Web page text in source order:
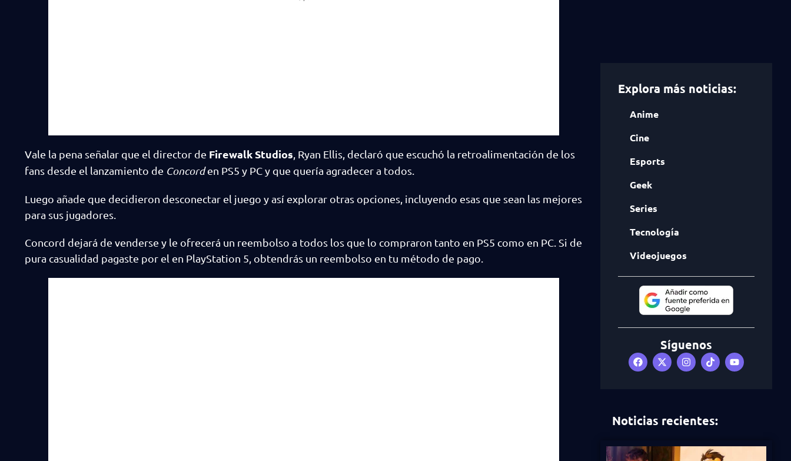
Vale la pena señalar que el director de Firewalk Studios , Ryan Ellis, declaró que escuchó la retroalimentación de los
fans desde el lanzamiento de Concorden PS5 y PC y que quería agradecer a todos.
Luego añade que decidieron desconectar el juego y así explorar otras opciones, incluyendo esas que sean las mejores
para sus jugadores.
Concord dejará de venderse y le ofrecerá un reembolso a todos los que lo compraron tanto en PS5 como en PC. Si de
pura casualidad pagaste por el en PlayStation 5, obtendrás un reembolso en tu método de pago.
Explora más noticias:
Anime
Cine
Esports
Geek
Series
Tecnología
Videojuegos
Síguenos
Noticias recientes: